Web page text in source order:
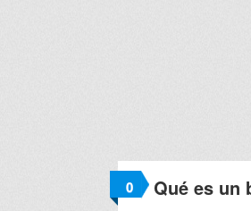
0 Qué es un